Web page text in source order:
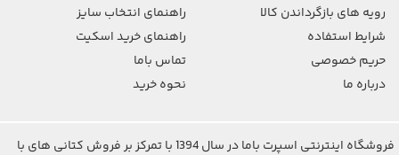
اسپرت باما
اسپرت با مامراجعه کرده و خرید خود انجام دهید یا با
رویه های بازگرداندن کالا
شرایط استفاده
حریم خصوصی
درباره ما
راهنمای انتخاب سایز
راهنمای خرید اسکیت
تماس باما
نحوه خرید
فروشگاه اینترنتی اسپرت باما در سال 1394 با تمرکز بر فروش کتانی های با